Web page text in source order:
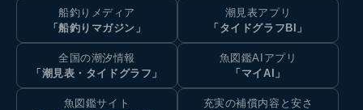
船釣りメディア
「船釣りマガジン」
潮見表アプリ
「タイドグラフBI」
全国の潮汐情報
「潮見表・タイドグラフ」
魚図鑑AIアプリ
「マイAI」
魚図鑑サイト
充実の補償内容と安さ